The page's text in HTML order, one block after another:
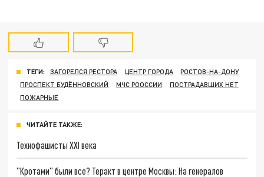
ТЕГИ: ЗАГОРЕЛСЯ РЕСТОРА ЦЕНТР ГОРОДА
РОСТОВ-НА-ДОНУ
ПРОСПЕКТ БУДЁННОВСКИЙ
МЧС РООССИИ
ПОСТРАДАВШИХ НЕТ
ПОЖАРНЫЕ
ЧИТАЙТЕ ТАКЖЕ:
Технофашисты XXI века
"Кротами" были все? Теракт в центре Москвы: На генералов